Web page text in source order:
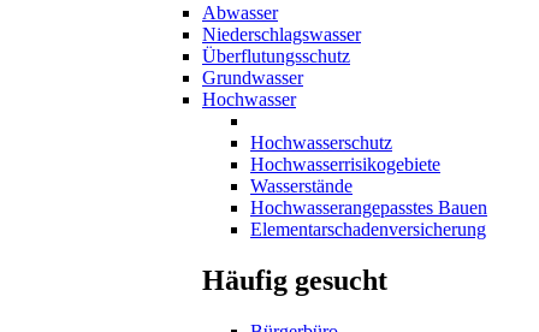
Abwasser
Niederschlagswasser
Überflutungsschutz
Grundwasser
Hochwasser
Hochwasserschutz
Hochwasserrisikogebiete
Wasserstände
Hochwasserangepasstes Bauen
Elementarschadenversicherung
Häufig gesucht